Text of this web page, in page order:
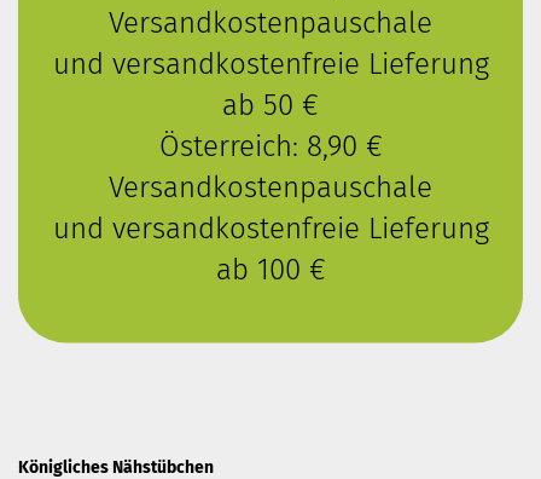
Versandkostenpauschale
und versandkostenfreie Lieferung
ab 50 €
Österreich: 8,90 €
Versandkostenpauschale
und versandkostenfreie Lieferung
ab 100 €
Königliches Nähstübchen